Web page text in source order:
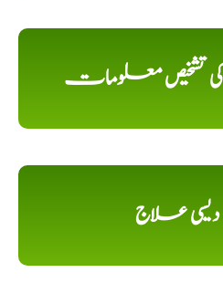
تشخیص معلومات
دیسی علاج